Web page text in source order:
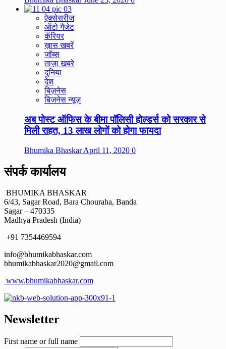
ऐक्सेसरीज
ऑटो गैजेट
कॅरियर
ख़ास खबरें
जॉब्स
ताज़ा खबरे
दुनिया
देश
बिज़नेस
बिजनेस न्यूज़
अब पोस्ट ऑफिस के बीमा पॉलिसी होल्डर्स को सरकार से
मिली राहत, 13 लाख लोगों को होगा फायदा
Bhumika BhaskarApril 11, 2020 0
संपर्क कार्यालय
BHUMIKA BHASKAR
6/43, Sagar Road, Bara Chouraha, Banda
Sagar – 470335
Madhya Pradesh (India)
+91 7354469594
info@bhumikabhaskar.com
bhumikabhaskar2020@gmail.com
www.bhumikabhaskar.com
Newsletter
First name or full name